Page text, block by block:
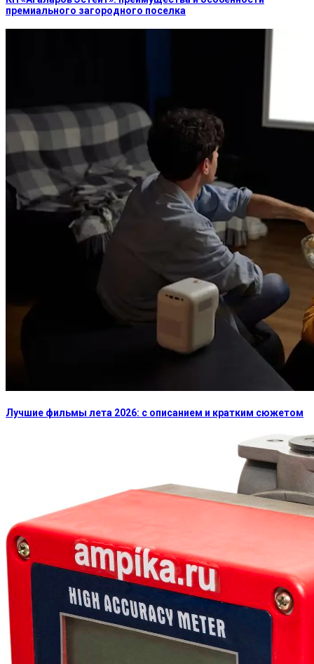
премиального загородного поселка
Лучшие фильмы лета 2026: с описанием и кратким сюжетом